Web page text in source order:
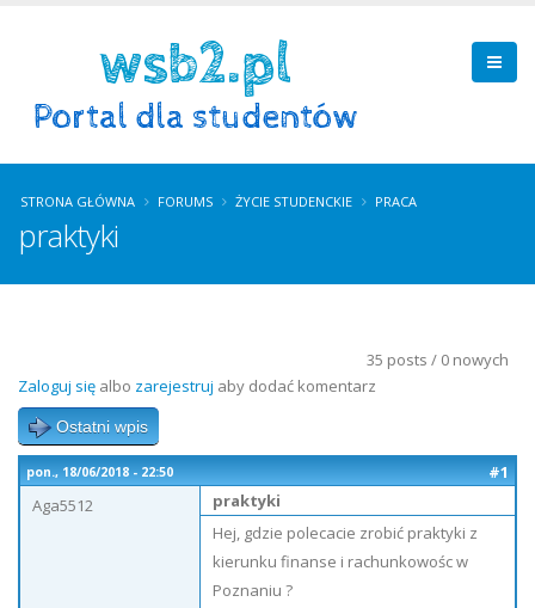
STRONA GŁÓWNA FORUMS ŻYCIE STUDENCKIE PRACA
praktyki
35 posts / 0 nowych
Zaloguj się albo zarejestruj aby dodać komentarz
Ostatni wpis
pon., 18/06/2018 - 22:50
#1
Aga5512
praktyki
Hej, gdzie polecacie zrobić praktyki z
kierunku finanse i rachunkowośc w
Poznaniu ?